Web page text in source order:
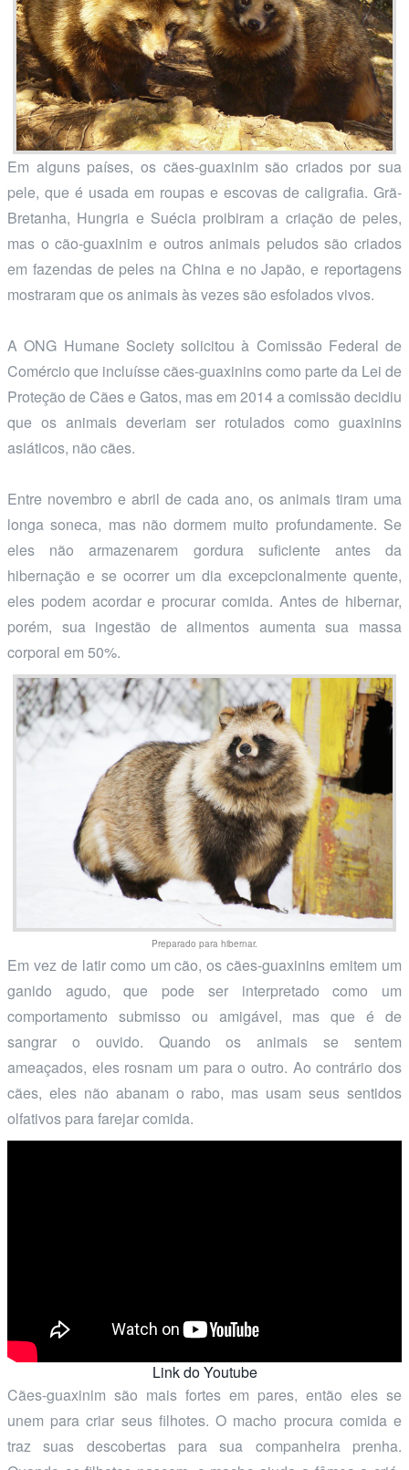
Em alguns países, os cães-guaxinim são criados por sua
pele, que é usada em roupas e escovas de caligrafia. Grã-
Bretanha, Hungria e Suécia proibiram a criação de peles,
mas o cão-guaxinim e outros animais peludos são criados
em fazendas de peles na China e no Japão, e reportagens
mostraram que os animais às vezes são esfolados vivos.
A ONG Humane Society solicitou à Comissão Federal de
Comércio que incluísse cães-guaxinins como parte da Lei de
Proteção de Cães e Gatos, mas em 2014 a comissão decidiu
que os animais deveriam ser rotulados como guaxinins
asiáticos, não cães.
Entre novembro e abril de cada ano, os animais tiram uma
longa soneca, mas não dormem muito profundamente. Se
eles não armazenarem gordura suficiente antes da
hibernação e se ocorrer um dia excepcionalmente quente,
eles podem acordar e procurar comida. Antes de hibernar,
porém, sua ingestão de alimentos aumenta sua massa
corporal em 50%.
Preparado para hibernar.
Em vez de latir como um cão, os cães-guaxinins emitem um
ganido agudo, que pode ser interpretado como um
comportamento submisso ou amigável, mas que é de
sangrar o ouvido. Quando os animais se sentem
ameaçados, eles rosnam um para o outro. Ao contrário dos
cães, eles não abanam o rabo, mas usam seus sentidos
olfativos para farejar comida.
Link do Youtube
Cães-guaxinim são mais fortes em pares, então eles se
unem para criar seus filhotes. O macho procura comida e
traz suas descobertas para sua companheira prenha.